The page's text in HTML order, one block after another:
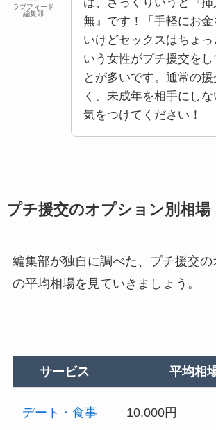
ラブフィード
編集部
無』です！「手軽にお金
いけどセックスはちょ
いう女性がプチ援交をし
とが多いです。通常の援
く、未成年を相手にし
気をつけてください！
プチ援交のオプション別相場
編集部が独自に調べた、プチ援交の
の平均相場を見ていきましょう。
サービス 平均相
デート・食事 10,000円